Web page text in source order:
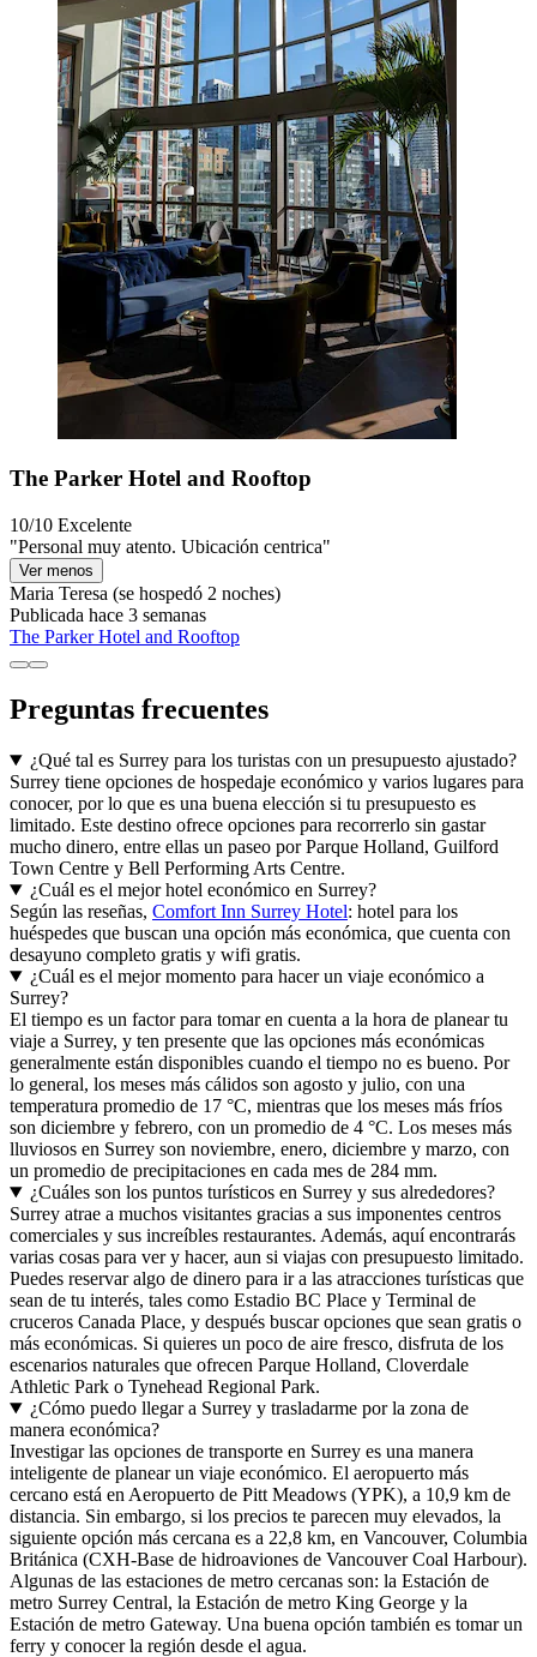
The Parker Hotel and Rooftop
10/10 Excelente
"Personal muy atento. Ubicación centrica"
Ver menos
Maria Teresa (se hospedó 2 noches)
Publicada hace 3 semanas
The Parker Hotel and Rooftop
Preguntas frecuentes
¿Qué tal es Surrey para los turistas con un presupuesto ajustado?
Surrey tiene opciones de hospedaje económico y varios lugares para
conocer, por lo que es una buena elección si tu presupuesto es
limitado. Este destino ofrece opciones para recorrerlo sin gastar
mucho dinero, entre ellas un paseo por Parque Holland, Guilford
Town Centre y Bell Performing Arts Centre.
¿Cuál es el mejor hotel económico en Surrey?
Según las reseñas, Comfort Inn Surrey Hotel: hotel para los
huéspedes que buscan una opción más económica, que cuenta con
desayuno completo gratis y wifi gratis.
¿Cuál es el mejor momento para hacer un viaje económico a
Surrey?
El tiempo es un factor para tomar en cuenta a la hora de planear tu
viaje a Surrey, y ten presente que las opciones más económicas
generalmente están disponibles cuando el tiempo no es bueno. Por
lo general, los meses más cálidos son agosto y julio, con una
temperatura promedio de 17 °C, mientras que los meses más fríos
son diciembre y febrero, con un promedio de 4 °C. Los meses más
lluviosos en Surrey son noviembre, enero, diciembre y marzo, con
un promedio de precipitaciones en cada mes de 284 mm.
¿Cuáles son los puntos turísticos en Surrey y sus alrededores?
Surrey atrae a muchos visitantes gracias a sus imponentes centros
comerciales y sus increíbles restaurantes. Además, aquí encontrarás
varias cosas para ver y hacer, aun si viajas con presupuesto limitado.
Puedes reservar algo de dinero para ir a las atracciones turísticas que
sean de tu interés, tales como Estadio BC Place y Terminal de
cruceros Canada Place, y después buscar opciones que sean gratis o
más económicas. Si quieres un poco de aire fresco, disfruta de los
escenarios naturales que ofrecen Parque Holland, Cloverdale
Athletic Park o Tynehead Regional Park.
¿Cómo puedo llegar a Surrey y trasladarme por la zona de
manera económica?
Investigar las opciones de transporte en Surrey es una manera
inteligente de planear un viaje económico. El aeropuerto más
cercano está en Aeropuerto de Pitt Meadows (YPK), a 10,9 km de
distancia. Sin embargo, si los precios te parecen muy elevados, la
siguiente opción más cercana es a 22,8 km, en Vancouver, Columbia
Británica (CXH-Base de hidroaviones de Vancouver Coal Harbour).
Algunas de las estaciones de metro cercanas son: la Estación de
metro Surrey Central, la Estación de metro King George y la
Estación de metro Gateway. Una buena opción también es tomar un
ferry y conocer la región desde el agua.